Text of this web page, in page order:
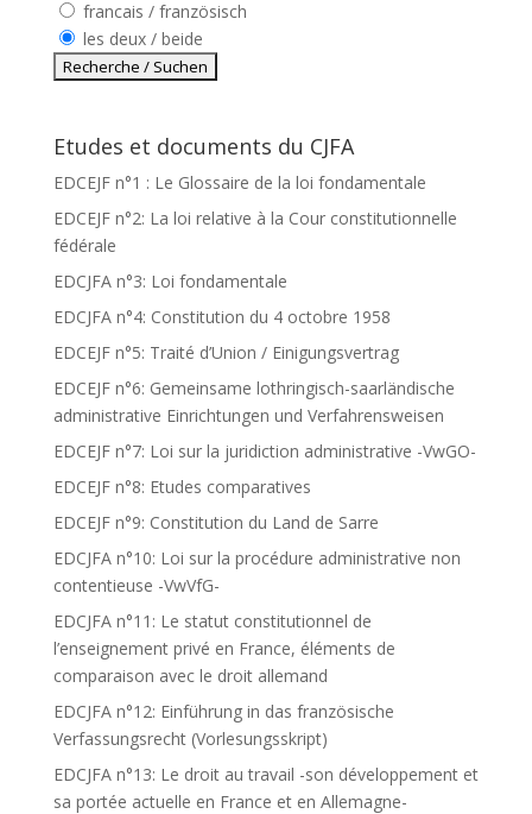
francais / französisch
les deux / beide
Etudes et documents du CJFA
EDCEJF n°1 : Le Glossaire de la loi fondamentale
EDCEJF n°2: La loi relative à la Cour constitutionnelle
fédérale
EDCJFA n°3: Loi fondamentale
EDCJFA n°4: Constitution du 4 octobre 1958
EDCEJF n°5: Traité d’Union / Einigungsvertrag
EDCEJF n°6: Gemeinsame lothringisch-saarländische
administrative Einrichtungen und Verfahrensweisen
EDCEJF n°7: Loi sur la juridiction administrative -VwGO-
EDCEJF n°8: Etudes comparatives
EDCEJF n°9: Constitution du Land de Sarre
EDCJFA n°10: Loi sur la procédure administrative non
contentieuse -VwVfG-
EDCJFA n°11: Le statut constitutionnel de
l’enseignement privé en France, éléments de
comparaison avec le droit allemand
EDCJFA n°12: Einführung in das französische
Verfassungsrecht (Vorlesungsskript)
EDCJFA n°13: Le droit au travail -son développement et
sa portée actuelle en France et en Allemagne-